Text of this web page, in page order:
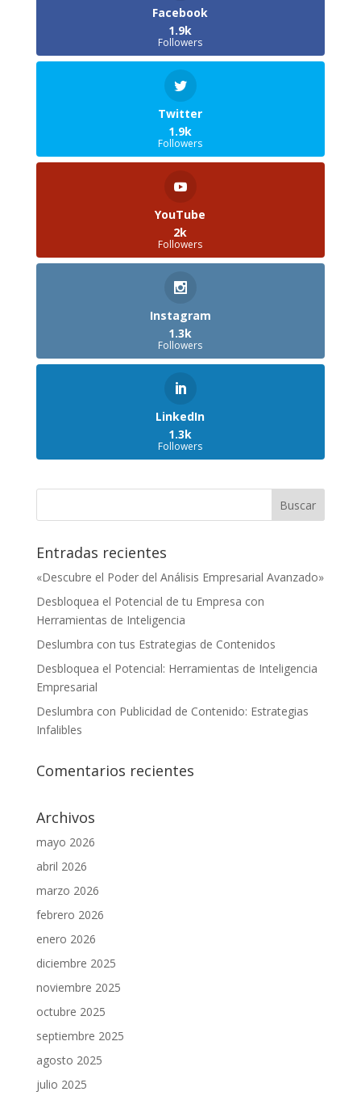
Facebook
1.9k
Followers
Twitter
1.9k
Followers
YouTube
2k
Followers
Instagram
1.3k
Followers
LinkedIn
1.3k
Followers
Entradas recientes
«Descubre el Poder del Análisis Empresarial Avanzado»
Desbloquea el Potencial de tu Empresa con
Herramientas de Inteligencia
Deslumbra con tus Estrategias de Contenidos
Desbloquea el Potencial: Herramientas de Inteligencia
Empresarial
Deslumbra con Publicidad de Contenido: Estrategias
Infalibles
Comentarios recientes
Archivos
mayo 2026
abril 2026
marzo 2026
febrero 2026
enero 2026
diciembre 2025
noviembre 2025
octubre 2025
septiembre 2025
agosto 2025
julio 2025